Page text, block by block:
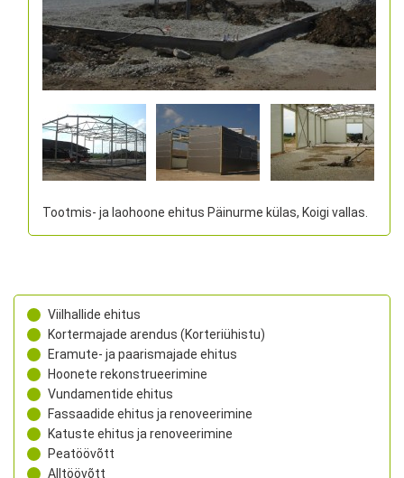
Tootmis- ja laohoone ehitus Päinurme külas, Koigi vallas.
Viilhallide ehitus
Kortermajade arendus (Korteriühistu)
Eramute- ja paarismajade ehitus
Hoonete rekonstrueerimine
Vundamentide ehitus
Fassaadide ehitus ja renoveerimine
Katuste ehitus ja renoveerimine
Peatöövõtt
Alltöövõtt